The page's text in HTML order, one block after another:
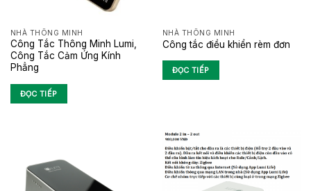
NHÀ THÔNG MINH
Công Tắc Thông Minh Lumi,
Công Tắc Cảm Ứng Kính
Phẳng
ĐỌC TIẾP
NHÀ THÔNG MINH
Công tắc điều khiển rèm đơn
ĐỌC TIẾP